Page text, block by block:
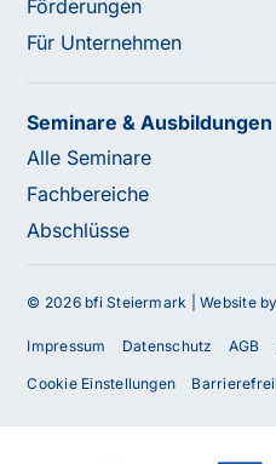
Förderungen
Für Unternehmen
Seminare & Ausbildungen
Alle Seminare
Fachbereiche
Abschlüsse
© 2026 bfi Steiermark |Website
Impressum Datenschutz AGB
Cookie Einstellungen